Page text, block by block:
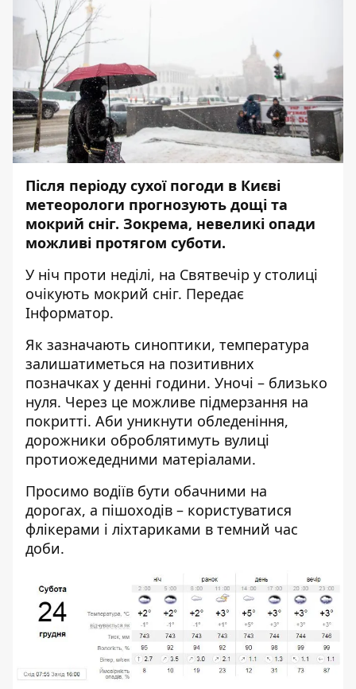
Після періоду сухої погоди в Києві
метеорологи прогнозують дощі та
мокрий сніг. Зокрема, невеликі опади
можливі протягом суботи.
У ніч проти неділі, на Святвечір у столиці
очікують мокрий сніг. Передає
Інформатор.
Як зазначають синоптики, температура
залишатиметься на позитивних
позначках у денні години. Уночі – близько
нуля. Через це можливе підмерзання на
покритті. Аби уникнути обледеніння,
дорожники оброблятимуть вулиці
протиожедедними матеріалами.
Просимо водіїв бути обачними на
дорогах, а пішоходів – користуватися
флікерами і ліхтариками в темний час
доби.